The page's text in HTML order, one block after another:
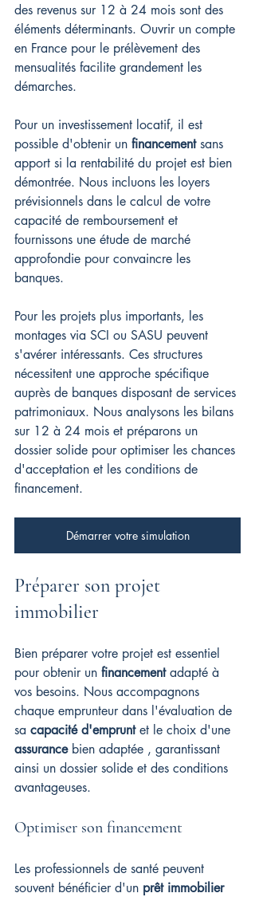
des revenus sur 12 à 24 mois sont des
éléments déterminants. Ouvrir un compte
en France pour le prélèvement des
mensualités facilite grandement les
démarches.
Pour un investissement locatif, il est
possible d'obtenir un financement sans
apport si la rentabilité du projet est bien
démontrée. Nous incluons les loyers
prévisionnels dans le calcul de votre
capacité de remboursement et
fournissons une étude de marché
approfondie pour convaincre les
banques.
Pour les projets plus importants, les
montages via SCI ou SASU peuvent
s'avérer intéressants. Ces structures
nécessitent une approche spécifique
auprès de banques disposant de services
patrimoniaux. Nous analysons les bilans
sur 12 à 24 mois et préparons un
dossier solide pour optimiser les chances
d'acceptation et les conditions de
financement.
Démarrer votre simulation
Préparer son projet
immobilier
Bien préparer votre projet est essentiel
pour obtenir un financement adapté à
vos besoins. Nous accompagnons
chaque emprunteur dans l'évaluation de
sa capacité d'emprunt et le choix d'une
assurance bien adaptée , garantissant
ainsi un dossier solide et des conditions
avantageuses.
Optimiser son financement
Les professionnels de santé peuvent
souvent bénéficier d'un prêt immobilier